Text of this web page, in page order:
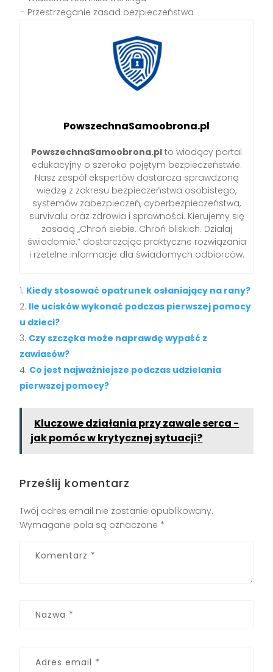
– Przestrzeganie zasad bezpieczeństwa
PowszechnaSamoobrona.pl
PowszechnaSamoobrona.pl to wiodący portal
edukacyjny o szeroko pojętym bezpieczeństwie.
Nasz zespół ekspertów dostarcza sprawdzoną
wiedzę z zakresu bezpieczeństwa osobistego,
systemów zabezpieczeń, cyberbezpieczeństwa,
survivalu oraz zdrowia i sprawności. Kierujemy się
zasadą „Chroń siebie. Chroń bliskich. Działaj
świadomie.” dostarczając praktyczne rozwiązania
i rzetelne informacje dla świadomych odbiorców.
Kiedy stosować opatrunek osłaniający na rany?
Ile ucisków wykonać podczas pierwszej pomocy
u dzieci?
Czy szczęka może naprawdę wypaść z
zawiasów?
Co jest najważniejsze podczas udzielania
pierwszej pomocy?
Kluczowe działania przy zawale serca -
jak pomóc w krytycznej sytuacji?
Prześlij komentarz
Twój adres email nie zostanie opublikowany.
Wymagane pola są oznaczone *